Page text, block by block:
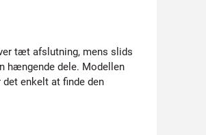
tæt afslutning, mens slids
hængende dele. Modellen
enkelt at finde den